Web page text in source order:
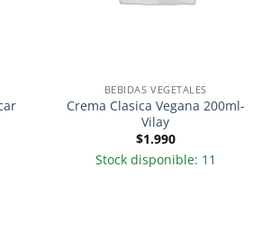
BEBIDAS VEGETALES
Crema Clasica Vegana 200ml-
Vilay
$1.990
Stock disponible: 11